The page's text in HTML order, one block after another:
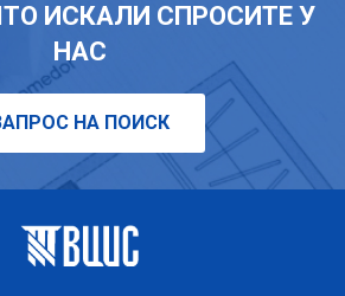
ИСКАЛИ СПРОСИТЕ У
НАС
НА ПОИСК